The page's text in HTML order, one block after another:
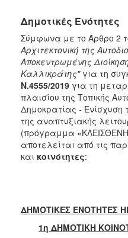
Νομικά
Πρόσωπα
Ετήσια
Δήλωση
Περιουσιακής
Κατάστασης
ΤΟΠΟΣ
ΑΝΘΕΚΤΙΚΗ
Δημοτικές Ενότητες
Σύμφωνα με το Άρθρο 2
Αρχιτεκτονική της
Αποκεντρωμένης
Καλλικράτης"για τη
Ν.4555/2019 για τη
πλαισίου της Τοπικής
Δημοκρατίας - Ενίσχυση
της αναπτυξιακής
(πρόγραμμα
αποτελείται από τις
και κοινότητες:
ΔΗΜΟΤΙΚΕΣ ΕΝΟΤΗΤΕΣ
1η ΔΗΜΟΤΙΚΗ